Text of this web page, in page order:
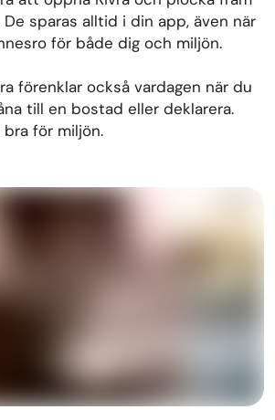
sparas alltid i din app, även när
för både dig och miljön.
förenklar också vardagen när du
till en bostad eller deklarera.
för miljön.